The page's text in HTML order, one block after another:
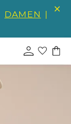
DAMEN |